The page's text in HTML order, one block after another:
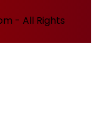
- All Rights